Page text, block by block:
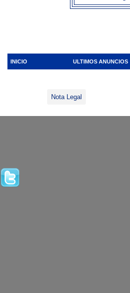
INICIO ULTIMOS ANUNCIOS
Nota Legal